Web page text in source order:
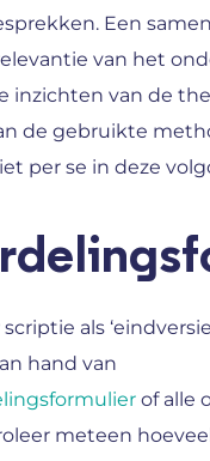
Een
van het
inzichten van de
de gebruikte
per se in deze
als
hand van
of alle
meteen